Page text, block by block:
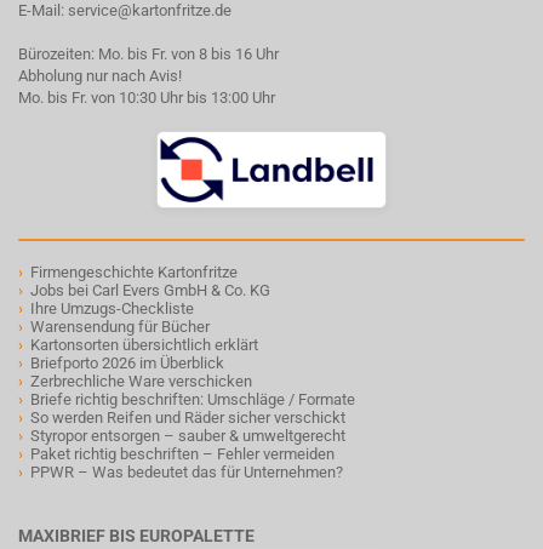
E-Mail: service@kartonfritze.de
Bürozeiten: Mo. bis Fr. von 8 bis 16 Uhr
Abholung nur nach Avis!
Mo. bis Fr. von 10:30 Uhr bis 13:00 Uhr
› Firmengeschichte Kartonfritze
› Jobs bei Carl Evers GmbH & Co. KG
› Ihre Umzugs-Checkliste
› Warensendung für Bücher
› Kartonsorten übersichtlich erklärt
› Briefporto 2026 im Überblick
› Zerbrechliche Ware verschicken
› Briefe richtig beschriften: Umschläge / Formate
› So werden Reifen und Räder sicher verschickt
› Styropor entsorgen – sauber & umweltgerecht
› Paket richtig beschriften – Fehler vermeiden
› PPWR – Was bedeutet das für Unternehmen?
MAXIBRIEF BIS EUROPALETTE